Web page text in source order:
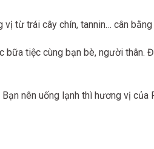
từ trái cây chín, tannin… cân
bữa tiệc cùng bạn bè, người thân.
nên uống lạnh thì hương vị của